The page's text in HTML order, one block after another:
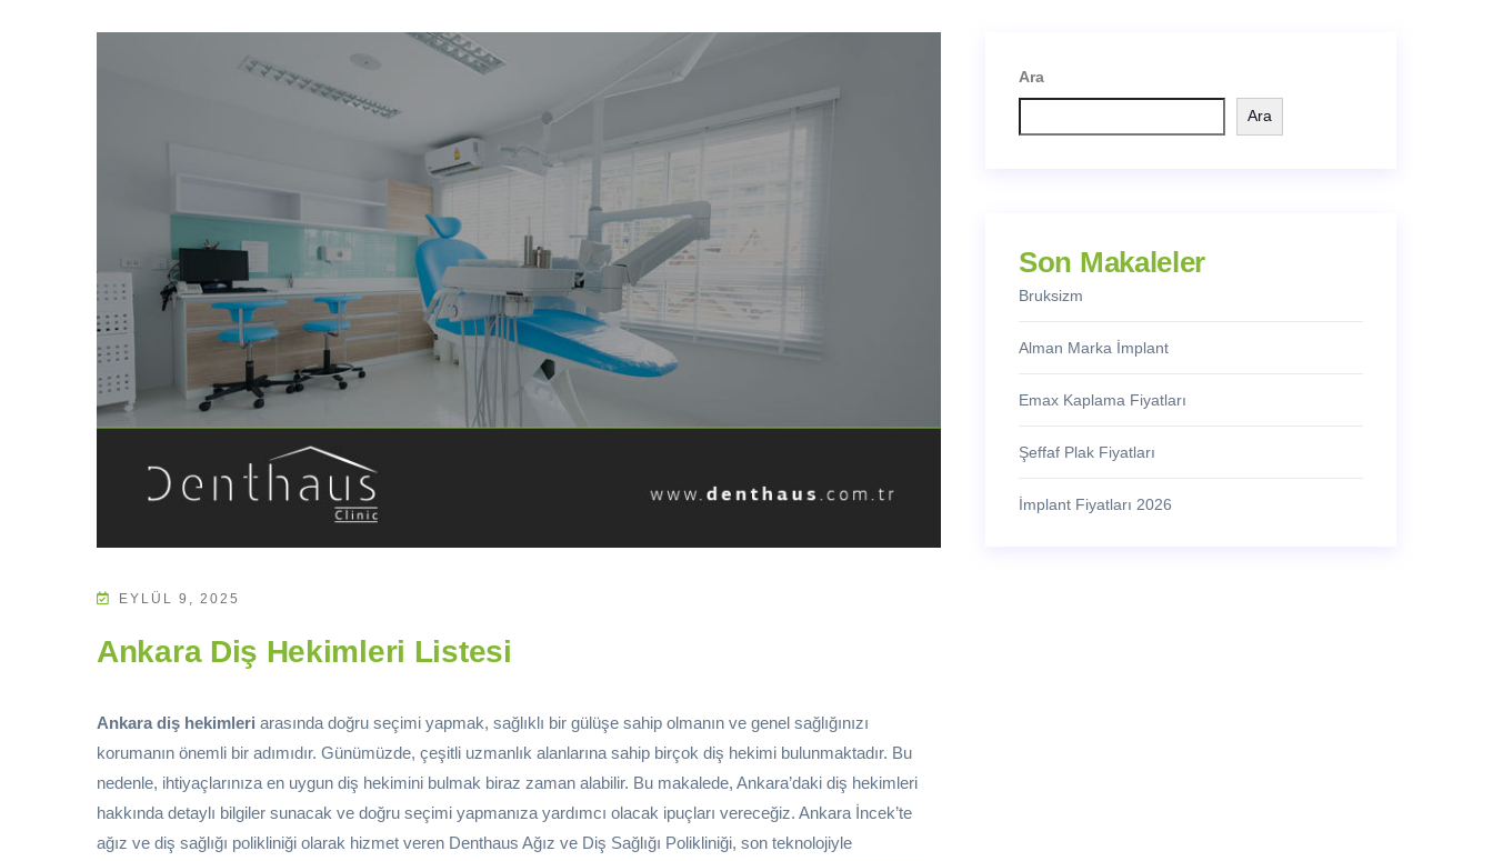
EYLÜL 9, 2025
Ankara Diş Hekimleri Listesi
Ankara diş hekimleri arasında doğru seçimi yapmak, sağlıklı bir gülüşe sahip olmanın ve genel sağlığınızı
korumanın önemli bir adımıdır. Günümüzde, çeşitli uzmanlık alanlarına sahip birçok diş hekimi bulunmaktadır. Bu
nedenle, ihtiyaçlarınıza en uygun diş hekimini bulmak biraz zaman alabilir. Bu makalede, Ankara’daki diş hekimleri
hakkında detaylı bilgiler sunacak ve doğru seçimi yapmanıza yardımcı olacak ipuçları vereceğiz. Ankara İncek’te
ağız ve diş sağlığı polikliniği olarak hizmet veren Denthaus Ağız ve Diş Sağlığı Polikliniği, son teknolojiyle
Ara
Ara
Son Makaleler
Bruksizm
Alman Marka İmplant
Emax Kaplama Fiyatları
Şeffaf Plak Fiyatları
İmplant Fiyatları 2026